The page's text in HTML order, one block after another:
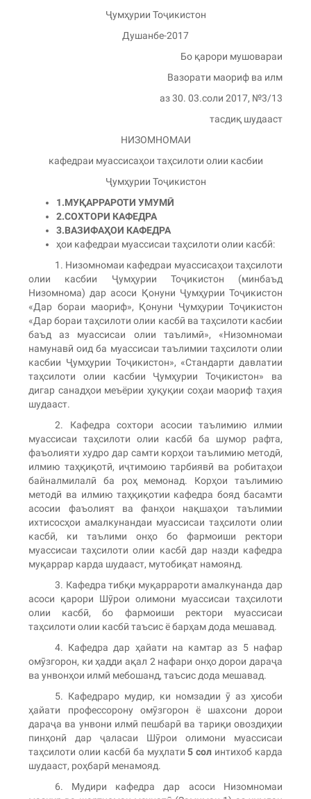
Ҷумҳурии Тоҷикистон
Душанбе-2017
Бо қарори мушовараи
Вазорати маориф ва илм
аз 30. 03.соли 2017, №3/13
тасдиқ шудааст
НИЗОМНОМАИ
кафедраи муассисаҳои таҳсилоти олии касбии
Ҷумҳурии Тоҷикистон
1.МУҚАРРАРОТИ УМУМӢ
2.СОХТОРИ КАФЕДРА
3.ВАЗИФАҲОИ КАФЕДРА
ҳои кафедраи муассисаи таҳсилоти олии касбӣ:
1. Низомномаи кафедраи муассисаҳои таҳсилоти
олии касбии Ҷумҳурии Тоҷикистон (минбаъд
Низомнома) дар асоси Қонуни Ҷумҳурии Тоҷикистон
«Дар бораи маориф», Қонуни Ҷумҳурии Тоҷикистон
«Дар бораи таҳсилоти олии касбӣ ва таҳсилоти касбии
баъд аз муассисаи олии таълимӣ», «Низомномаи
намунавӣ оид ба муассисаи таълимии таҳсилоти олии
касбии Ҷумҳурии Тоҷикистон», «Стандарти давлатии
таҳсилоти олии касбии Ҷумҳурии Тоҷикистон» ва
дигар санадҳои меъёрии ҳуқуқии соҳаи маориф таҳия
шудааст.
2. Кафедра сохтори асосии таълимию илмии
муассисаи таҳсилоти олии касбӣ ба шумор рафта,
фаъолияти худро дар самти корҳои таълимию методӣ,
илмию таҳқиқотӣ, иҷтимоию тарбиявӣ ва робитаҳои
байналмилалӣ ба роҳ мемонад. Корҳои таълимию
методӣ ва илмию таҳқиқотии кафедра бояд басамти
асосии фаъолият ва фанҳои нақшаҳои таълимии
ихтисосҳои амалкунандаи муассисаи таҳсилоти олии
касбӣ, ки таълими онҳо бо фармоиши ректори
муассисаи таҳсилоти олии касбӣ дар назди кафедра
муқаррар карда шудааст, мутобиқат намоянд.
3. Кафедра тибқи муқаррароти амалкунанда дар
асоси қарори Шӯрои олимони муассисаи таҳсилоти
олии касбӣ, бо фармоиши ректори муассисаи
таҳсилоти олии касбӣ таъсис ё барҳам дода мешавад.
4. Кафедра дар ҳайати на камтар аз 5 нафар
омӯзгорон, ки ҳадди ақал 2 нафари онҳо дорои дараҷа
ва унвонҳои илмӣ мебошанд, таъсис дода мешавад.
5. Кафедраро мудир, ки номзадии ӯ аз ҳисоби
ҳайати профессорону омӯзгорон ё шахсони дорои
дараҷа ва унвони илмӣ пешбарӣ ва тариқи овоздиҳии
пинҳонӣ дар ҷаласаи Шӯрои олимони муассисаи
таҳсилоти олии касбӣ ба муҳлати5 сол интихоб карда
шудааст, роҳбарӣ менамояд.
6. Мудири кафедра дар асоси Низомномаи